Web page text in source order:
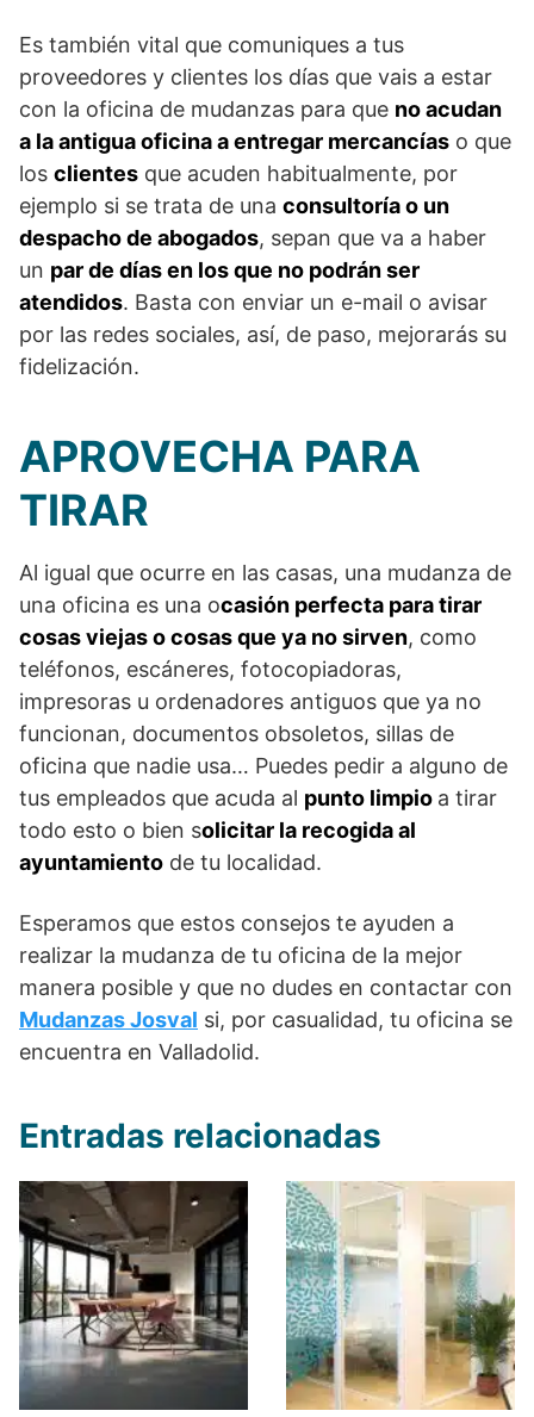
Es también vital que comuniques a tus
proveedores y clientes los días que vais a estar
con la oficina de mudanzas para que no acudan
a la antigua oficina a entregar mercancías o que
los clientes que acuden habitualmente, por
ejemplo si se trata de una consultoría o un
despacho de abogados, sepan que va a haber
un par de días en los que no podrán ser
atendidos. Basta con enviar un e-mail o avisar
por las redes sociales, así, de paso, mejorarás su
fidelización.
APROVECHA PARA
TIRAR
Al igual que ocurre en las casas, una mudanza de
una oficina es una ocasión perfecta para tirar
cosas viejas o cosas que ya no sirven, como
teléfonos, escáneres, fotocopiadoras,
impresoras u ordenadores antiguos que ya no
funcionan, documentos obsoletos, sillas de
oficina que nadie usa… Puedes pedir a alguno de
tus empleados que acuda al punto limpio a tirar
todo esto o bien solicitar la recogida al
ayuntamiento de tu localidad.
Esperamos que estos consejos te ayuden a
realizar la mudanza de tu oficina de la mejor
manera posible y que no dudes en contactar con
Mudanzas Josval si, por casualidad, tu oficina se
encuentra en Valladolid.
Entradas relacionadas